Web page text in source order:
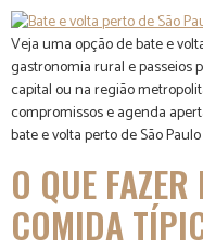
Veja uma opção de bate e
gastronomia rural e passeios
capital ou na região
compromissos e agenda
bate e volta perto de São
O QUE
COMIDA